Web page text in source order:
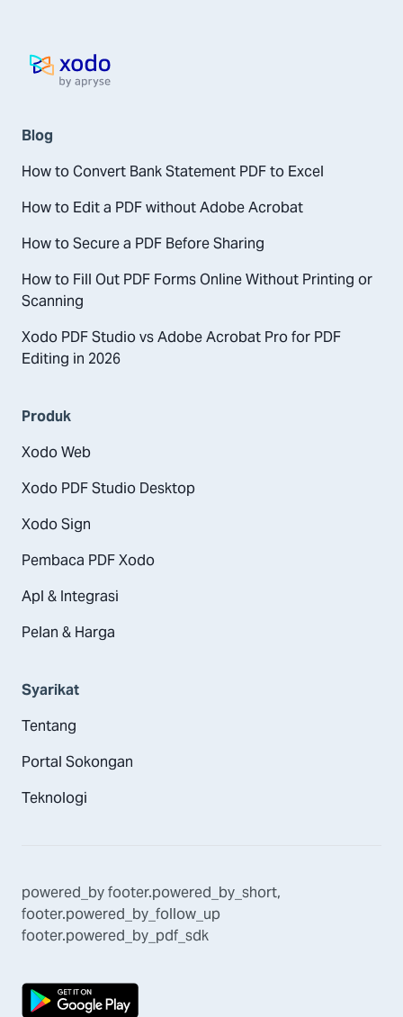
Laman utama
Blog
How to Convert Bank Statement PDF to Excel
How to Edit a PDF without Adobe Acrobat
How to Secure a PDF Before Sharing
How to Fill Out PDF Forms Online Without Printing or
Scanning
Xodo PDF Studio vs Adobe Acrobat Pro for PDF
Editing in 2026
Produk
Xodo Web
Xodo PDF Studio Desktop
Xodo Sign
Pembaca PDF Xodo
Apl & Integrasi
Pelan & Harga
Syarikat
Tentang
Portal Sokongan
Teknologi
powered_byfooter.powered_by_short,
footer.powered_by_follow_up
footer.powered_by_pdf_sdk